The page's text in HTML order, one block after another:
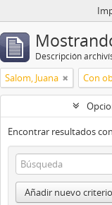
Descripción
Salom, Juana Con
Encontrar resultados
Añadir nuevo criterio